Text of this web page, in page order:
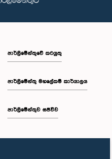
පාර්ලිමේන්තුවේ කටයුතු
පාර්ලිමේන්තු මහලේකම් කාර්යාලය
පාර්ලිමේන්තුව සජීවීව